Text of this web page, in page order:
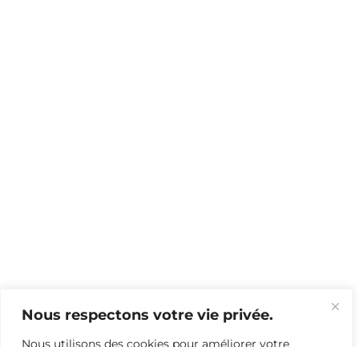
Nous respectons votre vie privée.
Nous utilisons des cookies pour améliorer votre